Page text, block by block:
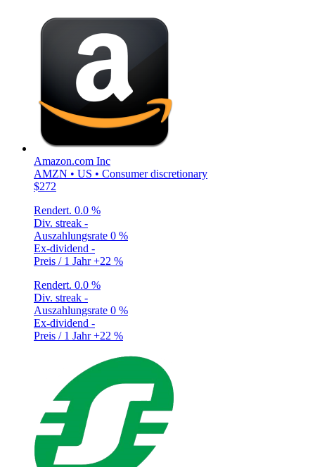
Amazon.com Inc
AMZN • US • Consumer discretionary
$272
Rendert. 0.0 %
Div. streak -
Auszahlungsrate 0 %
Ex-dividend -
Preis / 1 Jahr+22 %
Rendert. 0.0 %
Div. streak -
Auszahlungsrate 0 %
Ex-dividend -
Preis / 1 Jahr+22 %